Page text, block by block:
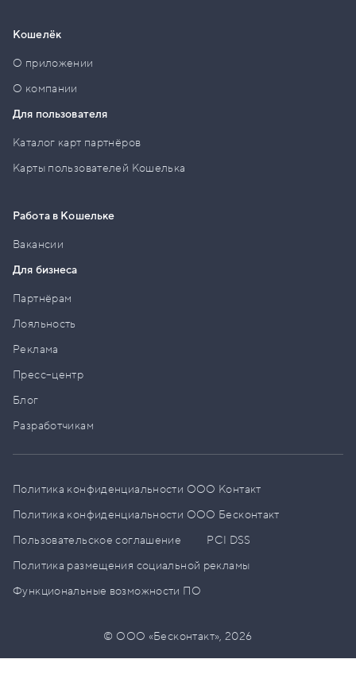
Кошелёк
О приложении
О компании
Для пользователя
Каталог карт партнёров
Карты пользователей Кошелька
Работа в Кошельке
Вакансии
Для бизнеса
Партнёрам
Лояльность
Реклама
Пресс–центр
Блог
Разработчикам
Политика конфиденциальности ООО Контакт
Политика конфиденциальности ООО Бесконтакт
Пользовательское соглашение
PCI DSS
Политика размещения социальной рекламы
Функциональные возможности ПО
© ООО «Бесконтакт»,2026